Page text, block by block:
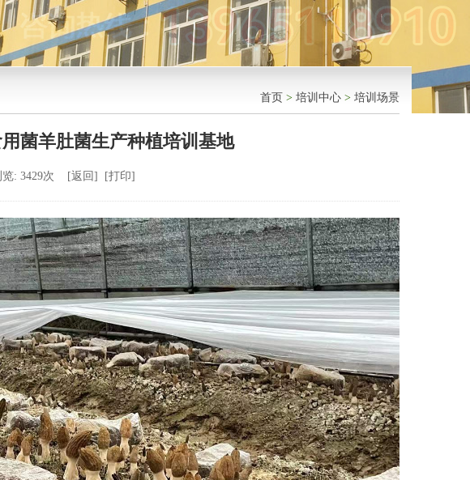
首页 > 培训中心 > 培训场景
菌羊肚菌生产种植培训基地
览: 3429次 [返回] [打印]